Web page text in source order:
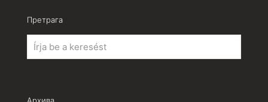
Претрага